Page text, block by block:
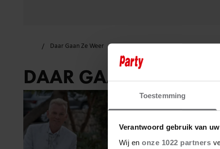
Toestemming
Verantwoord gebruik van
Wij en onze 1022 partners
Daar Gaan Ze Weer
DAAR GAAN ZE WEER